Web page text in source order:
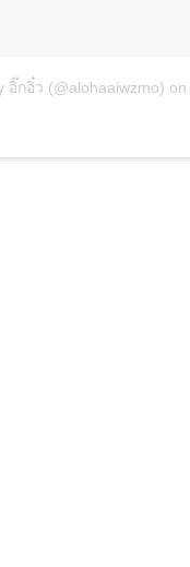
อิ๊กอิ๋ว (@alohaaiwzmo) on